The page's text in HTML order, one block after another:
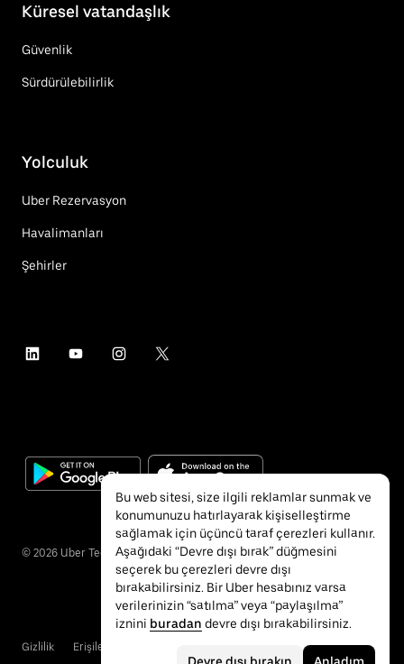
Küresel vatandaşlık
Güvenlik
Sürdürülebilirlik
Yolculuk
Uber Rezervasyon
Havalimanları
Şehirler
© 2026 Uber Technologies Inc.
Gizlilik Erişilebilirlik
Bu web sitesi, size ilgili reklamlar sunmak ve
konumunuzu hatırlayarak kişiselleştirme
sağlamak için üçüncü taraf çerezleri kullanır.
Aşağıdaki “Devre dışı bırak” düğmesini
seçerek bu çerezleri devre dışı
bırakabilirsiniz. Bir Uber hesabınız varsa
verilerinizin “satılma” veya “paylaşılma”
iznini buradan devre dışı bırakabilirsiniz.